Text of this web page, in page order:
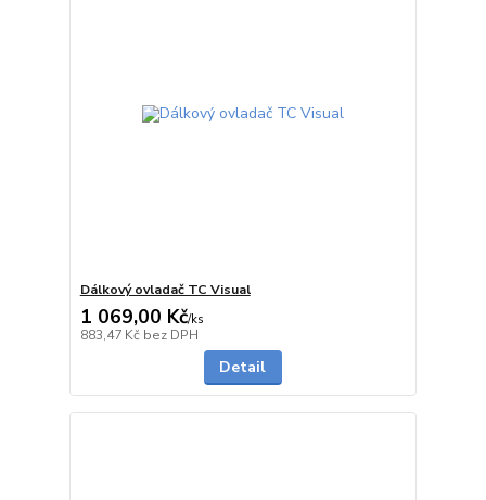
Dálkový ovladač TC Visual
1 069,00 Kč/ks
883,47 Kč bez DPH
Detail